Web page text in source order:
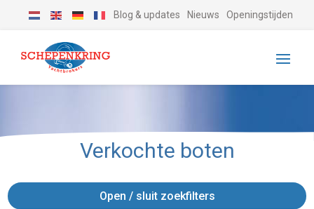
Blog & updates Nieuws Openingstijden
Verkochte boten
Open / sluit zoekfilters